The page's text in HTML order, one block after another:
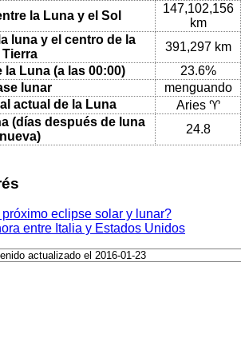
la Luna y el Sol
147,102,156
km
luna y el centro de la
Tierra
391,297 km
la Luna (a las 00:00)
23.6%
lunar
menguando
actual de la Luna
Aries ♈
(días después de luna
nueva)
24.8
eclipse solar y lunar?
entre Italia y Estados Unidos
actualizado el 2016-01-23